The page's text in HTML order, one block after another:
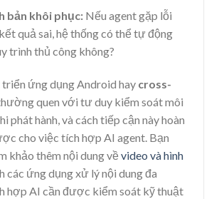
bản khôi phục:Nếu agent gặp lỗi
quả sai, hệ thống có thể tự động
trình thủ công không?
ứng dụng Android hay cross-
quen với tư duy kiểm soát môi
hành, và cách tiếp cận này hoàn
cho việc tích hợp AI agent. Bạn
khảo thêm nội dung về video và hình
các ứng dụng xử lý nội dung đa
hợp AI cần được kiểm soát kỹ thuật